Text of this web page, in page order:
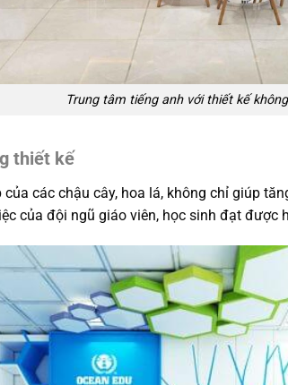
Trung tâm tiếng anh với thiết kế
thiết kế
các chậu cây, hoa lá, không chỉ giúp
của đội ngũ giáo viên, học sinh đạt được